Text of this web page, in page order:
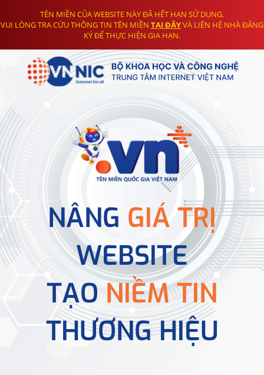
TÊN MIỀN CỦA WEBSITE NÀY ĐÃ HẾT HẠN SỬ DỤNG.
VUI LÒNG TRA CỨU THÔNG TIN TÊN MIỀN TẠI ĐÂYVÀ LIÊN HỆ NHÀ ĐĂNG
KÝ ĐỂ THỰC HIỆN GIA HẠN.
NÂNG GIÁ TRỊ
WEBSITE
TẠONIỀM TIN
THƯƠNG HIỆU